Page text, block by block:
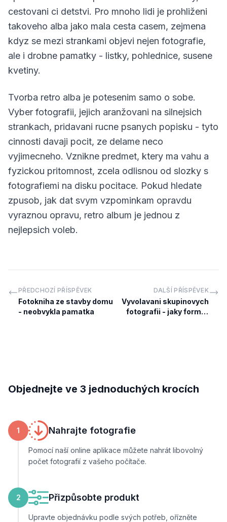
cestovani ci detstvi. Pro mnoho lidi je prohliženi
takoveho alba jako mala cesta casem, zejmena
kdyz se mezi strankami objevi nejen fotografie,
ale i drobne pamatky - listky, pohlednice, susene
kvetiny.
Tvorba retro alba je potesenim samo o sobe.
Vyber fotografii, jejich aranžovani na silnejsich
strankach, pridavani rucne psanych popisku - tyto
cinnosti davaji pocit, ze delame neco
vyjimecneho. Vznikne predmet, ktery ma vahu a
fyzickou pritomnost, zcela odlisnou od slozky s
fotografiemi na disku pocitace. Pokud hledate
zpusob, jak dat svym vzpominkam opravdu
vyraznou opravu, retro album je jednou z
nejlepsich voleb.
PŘEDCHOZÍ PŘÍSPĚVEK
Fotokniha ze stavby domu
- neobvykla pamatka
DALŠÍ PŘÍSPĚVEK
Vyvolavani skupinovych
fotografii - jaky format
Objednejte ve 3 jednoduchých krocích
1 Nahrajte fotografie
Pomocí naší online aplikace můžete nahrát libovolný
počet fotografií z vašeho počítače.
2 Přizpůsobte produkt
Upravte objednávku podle svých potřeb, ořízněte